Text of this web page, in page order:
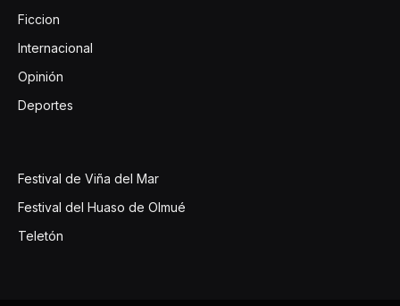
Ficcion
Internacional
Opinión
Deportes
Festival de Viña del Mar
Festival del Huaso de Olmué
Teletón